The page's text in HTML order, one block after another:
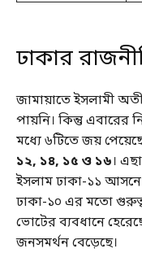
ঢাকার
জামায়াতে ইসলামী
পায়নি। কিন্তু এবারের
মধ্যে ৬টিতে জয়
১২, ১৪, ১৫ ও ১৬।
ইসলাম ঢাকা-১১
ঢাকা-১০ এর মতো
ভোটের ব্যবধানে
জনসমর্থন বেড়েছে।